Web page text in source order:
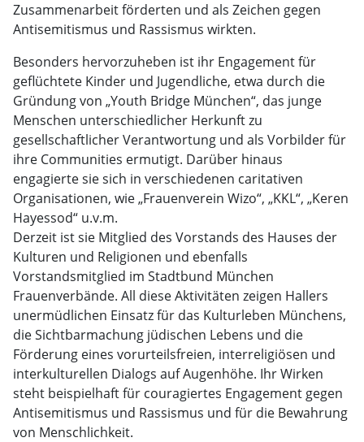
Zusammenarbeit förderten und als Zeichen gegen
Antisemitismus und Rassismus wirkten.
Besonders hervorzuheben ist ihr Engagement für
geflüchtete Kinder und Jugendliche, etwa durch die
Gründung von „Youth Bridge München“, das junge
Menschen unterschiedlicher Herkunft zu
gesellschaftlicher Verantwortung und als Vorbilder für
ihre Communities ermutigt. Darüber hinaus
engagierte sie sich in verschiedenen caritativen
Organisationen, wie „Frauenverein Wizo“, „KKL“, „Keren
Hayessod“ u.v.m.
Derzeit ist sie Mitglied des Vorstands des Hauses der
Kulturen und Religionen und ebenfalls
Vorstandsmitglied im Stadtbund München
Frauenverbände. All diese Aktivitäten zeigen Hallers
unermüdlichen Einsatz für das Kulturleben Münchens,
die Sichtbarmachung jüdischen Lebens und die
Förderung eines vorurteilsfreien, interreligiösen und
interkulturellen Dialogs auf Augenhöhe. Ihr Wirken
steht beispielhaft für couragiertes Engagement gegen
Antisemitismus und Rassismus und für die Bewahrung
von Menschlichkeit.